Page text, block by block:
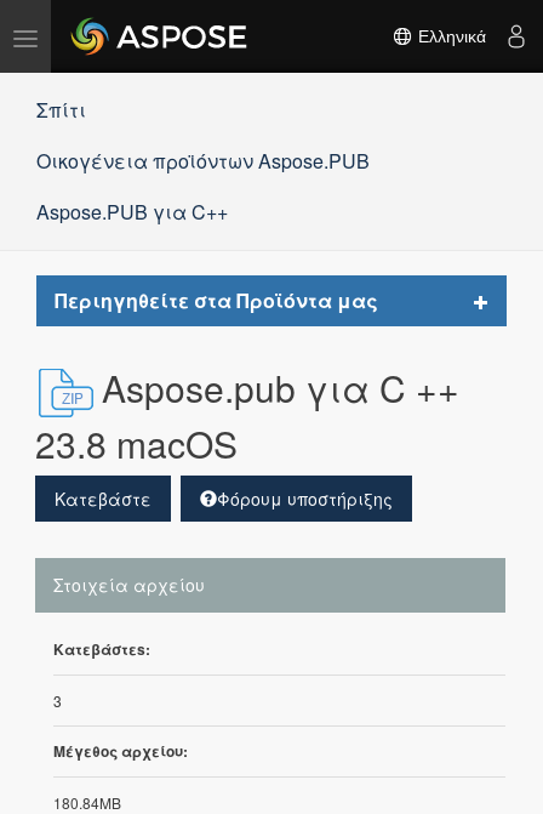
Εναλλαγή
πλοήγησης
Ελληνικά
Σπίτι
Οικογένεια προϊόντων Aspose.PUB
Aspose.PUB για C++
Περιηγηθείτε στα Προϊόντα μας
Toggle
Aspose.pub για C ++
23.8 macOS
Κατεβάστε Φόρουμ υποστήριξης
Στοιχεία αρχείου
Κατεβάστεs:
3
Μέγεθος αρχείου:
180.84MB